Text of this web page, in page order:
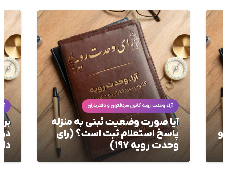
آراء وحدت رویه کانون سردفتران و دفتریاران
بررسی تکالیف دفاتر اسناد رسمی
در استعلام جریان ثبتی املاک
دارای سند مالکیت المثنی